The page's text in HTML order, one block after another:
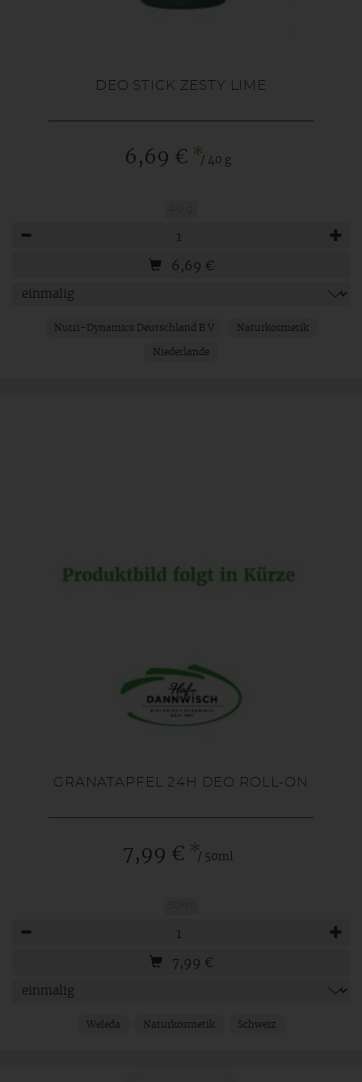
DEO STICK ZESTY LIME
6,69 € */ 40 g
6,69 €
Nutri-Dynamics Deutschland B.V Naturkosmetik
Niederlande
GRANATAPFEL 24H DEO ROLL-ON
7,99 € */ 50ml
7,99 €
Weleda Naturkosmetik Schweiz